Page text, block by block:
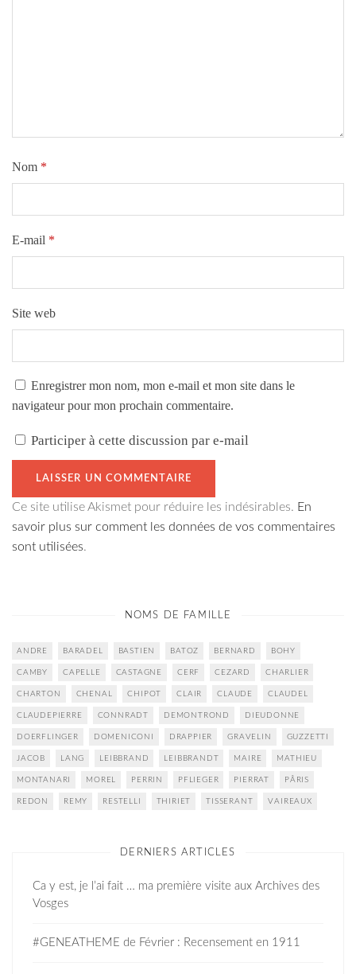
Nom *
E-mail *
Site web
Enregistrer mon nom, mon e-mail et mon site dans le
navigateur pour mon prochain commentaire.
Participer à cette discussion par e-mail
Ce site utilise Akismet pour réduire les indésirables. En
savoir plus sur comment les données de vos commentaires
sont utilisées.
NOMS DE FAMILLE
ANDRE BARADEL BASTIEN BATOZ BERNARD BOHY
CAMBY CAPELLE CASTAGNE CERF CEZARD CHARLIER
CHARTON CHENAL CHIPOT CLAIR CLAUDE CLAUDEL
CLAUDEPIERRE CONNRADT DEMONTROND DIEUDONNE
DOERFLINGER DOMENICONI DRAPPIER GRAVELIN GUZZETTI
JACOB LANG LEIBBRAND LEIBBRANDT MAIRE MATHIEU
MONTANARI MOREL PERRIN PFLIEGER PIERRAT PÂRIS
REDON REMY RESTELLI THIRIET TISSERANT VAIREAUX
DERNIERS ARTICLES
Ca y est, je l’ai fait … ma première visite aux Archives des
Vosges
#GENEATHEME de Février : Recensement en 1911